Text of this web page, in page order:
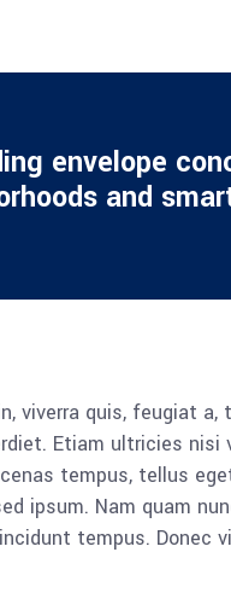
envelope
and
viverra quis, feugiat
Etiam ultricies
tempus, tellus
ipsum. Nam quam
tempus. Donec